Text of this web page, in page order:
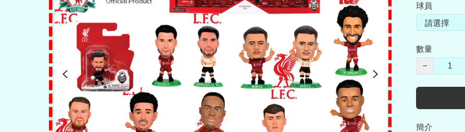
球員
數量
−
簡介